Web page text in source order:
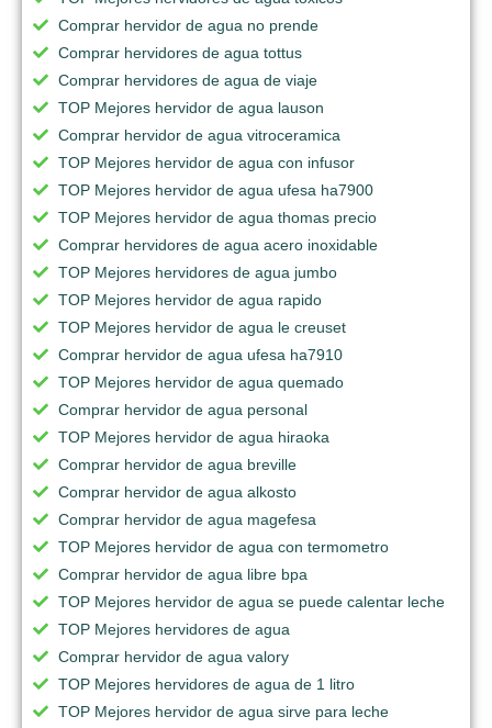
Comprar hervidor de agua no prende
Comprar hervidores de agua tottus
Comprar hervidores de agua de viaje
TOP Mejores hervidor de agua lauson
Comprar hervidor de agua vitroceramica
TOP Mejores hervidor de agua con infusor
TOP Mejores hervidor de agua ufesa ha7900
TOP Mejores hervidor de agua thomas precio
Comprar hervidores de agua acero inoxidable
TOP Mejores hervidores de agua jumbo
TOP Mejores hervidor de agua rapido
TOP Mejores hervidor de agua le creuset
Comprar hervidor de agua ufesa ha7910
TOP Mejores hervidor de agua quemado
Comprar hervidor de agua personal
TOP Mejores hervidor de agua hiraoka
Comprar hervidor de agua breville
Comprar hervidor de agua alkosto
Comprar hervidor de agua magefesa
TOP Mejores hervidor de agua con termometro
Comprar hervidor de agua libre bpa
TOP Mejores hervidor de agua se puede calentar leche
TOP Mejores hervidores de agua
Comprar hervidor de agua valory
TOP Mejores hervidores de agua de 1 litro
TOP Mejores hervidor de agua sirve para leche